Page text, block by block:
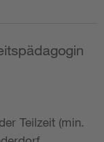
Teilzeit (min.